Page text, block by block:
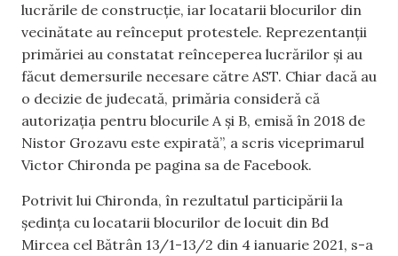
lucrările de construcție, iar locatarii blocurilor din
vecinătate au reînceput protestele. Reprezentanții
primăriei au constatat reînceperea lucrărilor și au
făcut demersurile necesare către AST. Chiar dacă au
o decizie de judecată, primăria consideră că
autorizația pentru blocurile A și B, emisă în 2018 de
Nistor Grozavu este expirată”, a scris viceprimarul
Victor Chironda pe pagina sa de Facebook.
Potrivit lui Chironda, în rezultatul participării la
ședința cu locatarii blocurilor de locuit din Bd
Mircea cel Bătrân 13/1-13/2 din 4 ianuarie 2021, s-a